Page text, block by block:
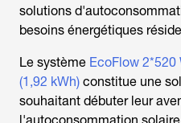
solutions
besoins énergétiques
Le système EcoFlow 2*520
(1,92 kWh) constitue une
souhaitant débuter leur
l'autoconsommation